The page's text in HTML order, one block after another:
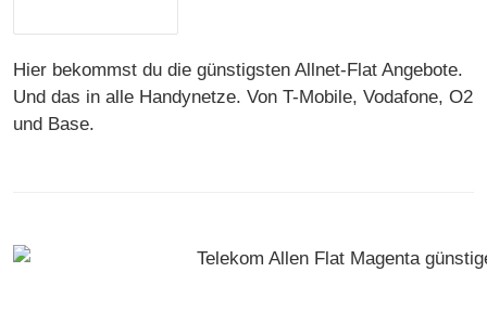
Hier bekommst du die günstigsten Allnet-Flat Angebote.
Und das in alle Handynetze. Von T-Mobile, Vodafone, O2
und Base.